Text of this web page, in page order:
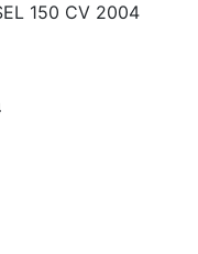
150 CV 2004